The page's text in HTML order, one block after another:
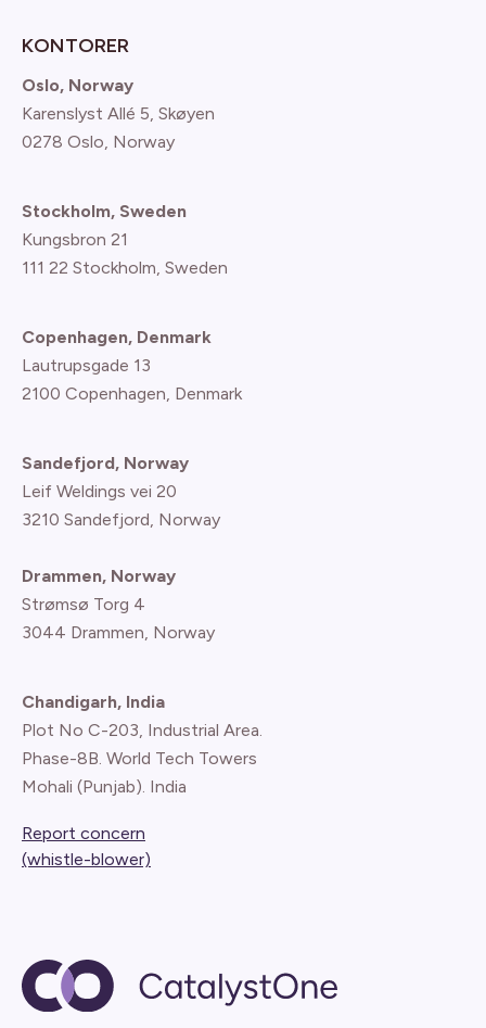
KONTORER
Oslo, Norway
Karenslyst Allé 5, Skøyen
0278 Oslo, Norway
Stockholm, Sweden
Kungsbron 21
111 22 Stockholm, Sweden
Copenhagen, Denmark
Lautrupsgade 13
2100 Copenhagen , Denmark
Sandefjord, Norway
Leif Weldings vei 20
3210 Sandefjord, Norway
Drammen, Norway
Strømsø Torg 4
3044 Drammen, Norway
Chandigarh, India
Plot No C-203, Industrial Area.
Phase-8B. World Tech Towers
Mohali (Punjab). India
Report concern
(whistle-blower)